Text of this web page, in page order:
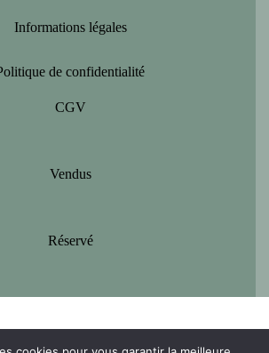
Informations légales
de confidentialité
CGV
Vendus
Réservé